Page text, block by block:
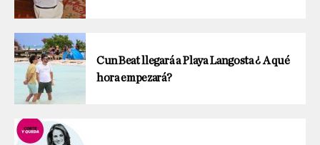
CunBeat llegará a Playa Langosta ¿ A qué
hora empezará?